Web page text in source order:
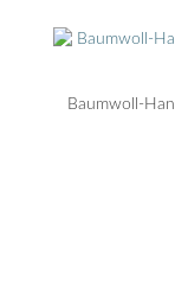
Baumwoll-